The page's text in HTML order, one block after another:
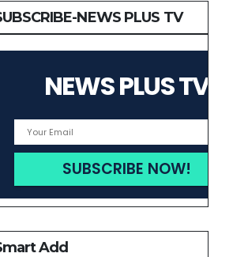
NEWS PLUS TV
NEWS PLUS TV
Add